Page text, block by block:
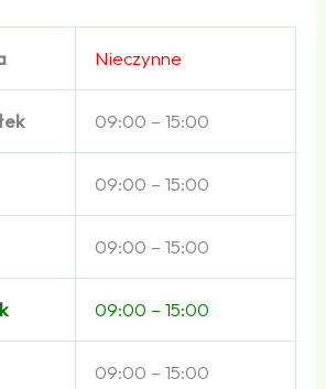
Nieczynne
09:00 – 15:00
09:00 – 15:00
09:00 – 15:00
09:00 – 15:00
09:00 – 15:00